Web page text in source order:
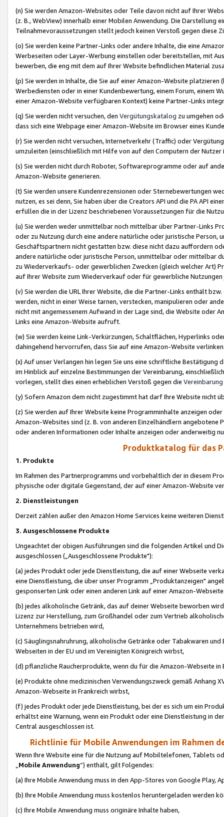
(n) Sie werden Amazon-Websites oder Teile davon nicht auf Ihrer
(z. B., WebView) innerhalb einer Mobilen Anwendung. Die Darstellung
Teilnahmevoraussetzungen stellt jedoch keinen Verstoß gegen diese
(o) Sie werden keine Partner-Links oder andere Inhalte, die eine
Werbeseiten oder Layer-Werbung einstellen oder bereitstellen, mit
bewerben, die eng mit dem auf Ihrer Website befindlichen Material
(p) Sie werden in Inhalte, die Sie auf einer Amazon-Website
Werbediensten oder in einer Kundenbewertung, einem Forum, einem
einer Amazon-Website verfügbaren Kontext) keine Partner-Links
(q) Sie werden nicht versuchen, den Vergütungskatalog zu umgehen
dass sich eine Webpage einer Amazon-Website im Browser eines
(r) Sie werden nicht versuchen, Internetverkehr (Traffic) oder
umzuleiten (einschließlich mit Hilfe von auf den Computern der
(s) Sie werden nicht durch Roboter, Softwareprogramme oder auf
Amazon-Website generieren.
(t) Sie werden unsere Kundenrezensionen oder Sternebewertungen
nutzen, es sei denn, Sie haben über die Creators API und die PA API
erfüllen die in der Lizenz beschriebenen Voraussetzungen für die
(u) Sie werden weder unmittelbar noch mittelbar über Partner-Links
oder zu Nutzung durch eine andere natürliche oder juristische
Geschäftspartnern nicht gestatten bzw. diese nicht dazu auffordern
andere natürliche oder juristische Person, unmittelbar oder mittelbar
zu Wiederverkaufs- oder gewerblichen Zwecken (gleich welcher Art)
auf Ihrer Website zum Wiederverkauf oder für gewerbliche
(v) Sie werden die URL Ihrer Website, die die Partner-Links enthält
werden, nicht in einer Weise tarnen, verstecken, manipulieren oder
nicht mit angemessenem Aufwand in der Lage sind, die Website oder
Links eine Amazon-Website aufruft.
(w) Sie werden keine Link-Verkürzungen, Schaltflächen, Hyperlinks
dahingehend hervorrufen, dass Sie auf eine Amazon-Website
(x) Auf unser Verlangen hin legen Sie uns eine schriftliche
im Hinblick auf einzelne Bestimmungen der Vereinbarung,
vorlegen, stellt dies einen erheblichen Verstoß gegen die Vereinbarung
(y) Sofern Amazon dem nicht zugestimmt hat darf Ihre Website nicht
(z) Sie werden auf Ihrer Website keine Programminhalte anzeigen
Amazon-Websites sind (z. B. von anderen Einzelhändlern
oder anderen Informationen oder Inhalte anzeigen oder anderweitig
Produktkatalog für das
1. Produkte
Im Rahmen des Partnerprogramms und vorbehaltlich der in diesem
physische oder digitale Gegenstand, der auf einer Amazon-Website
2. Dienstleistungen
Derzeit zählen außer den Amazon Home Services keine weiteren
3. Ausgeschlossene Produkte
Ungeachtet der obigen Ausführungen sind die folgenden Artikel und
ausgeschlossen („Ausgeschlossene Produkte"):
(a) jedes Produkt oder jede Dienstleistung, die auf einer Webseite
eine Dienstleistung, die über unser Programm „Produktanzeigen"
gesponserten Link oder einen anderen Link auf einer Amazon-
(b) jedes alkoholische Getränk, das auf deiner Webseite beworben
Lizenz zur Herstellung, zum Großhandel oder zum Vertrieb
Unternehmens betrieben wird,
(c) Säuglingsnahruhrung, alkoholische Getränke oder Tabakwaren
Webseiten in der EU und im Vereinigten Königreich wirbst,
(d) pflanzliche Raucherprodukte, wenn du für die Amazon-Webseite in
(e) Produkte ohne medizinischen Verwendungszweck gemäß Anhang
Amazon-Webseite in Frankreich wirbst,
(f) jedes Produkt oder jede Dienstleistung, bei der es sich um ein
erhältst eine Warnung, wenn ein Produkt oder eine Dienstleistung in
Central ausgeschlossen ist.
Richtlinie für Mobile Anwendungen im Rahmen
Wenn Ihre Website eine für die Nutzung auf Mobiltelefonen, Tablets
„Mobile Anwendung“) enthält, gilt Folgendes:
(a) Ihre Mobile Anwendung muss in den App-Stores von Google Play,
(b) Ihre Mobile Anwendung muss kostenlos heruntergeladen werden
(c) Ihre Mobile Anwendung muss originäre Inhalte haben,